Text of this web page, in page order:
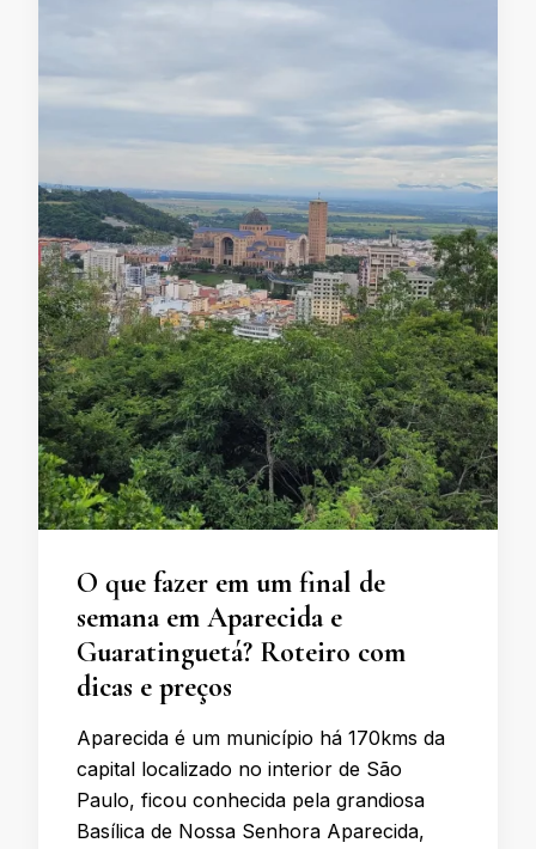
O que fazer em um final de
semana em Aparecida e
Guaratinguetá? Roteiro com
dicas e preços
Aparecida é um município há 170kms da
capital localizado no interior de São
Paulo, ficou conhecida pela grandiosa
Basílica de Nossa Senhora Aparecida,